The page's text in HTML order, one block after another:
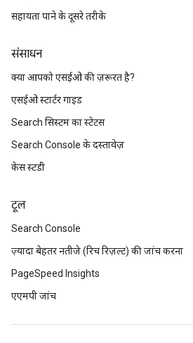
सहायता पाने के दूसरे तरीके
संसाधन
क्या आपको एसईओ की ज़रूरत है?
एसईओ स्टार्टर गाइड
Search सिस्टम का स्टेटस
Search Console के दस्तावेज़
केस स्टडी
टूल
Search Console
ज़्यादा बेहतर नतीजे (रिच रिज़ल्ट) की जांच करना
PageSpeed Insights
एएमपी जांच